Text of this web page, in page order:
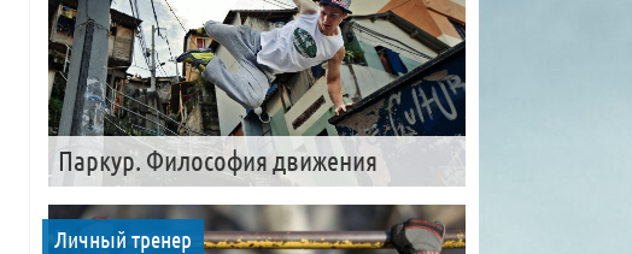
Паркур. Философия движения
Личный тренер